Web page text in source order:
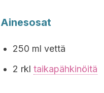
Ainesosat
250 ml vettä
2 rkl taikapähkinöitä